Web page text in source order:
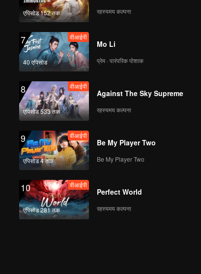
एपिसोड 152 तक रहस्यमय कल्पना
7
40 एपिसोड
वीआईपी
Mo Li
प्रेम · पारंपरिक पोशाक
8
एपिसोड 533 तक
वीआईपी
Against The Sky Supreme
रहस्यमय कल्पना
9
एपिसोड 4 तक
वीआईपी
Be My Player Two
Be My Player Two
10
एपिसोड 281 तक
वीआईपी
Perfect World
रहस्यमय कल्पना